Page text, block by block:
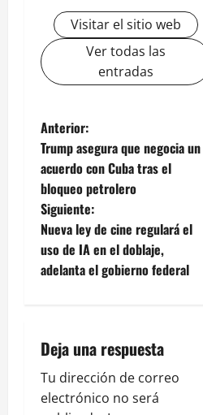
Visitar el sitio web
Ver todas las
entradas
N
a
v
e
g
c
i
ó
Anterior:
Trump asegura que negocia un
acuerdo con Cuba tras el
bloqueo petrolero
Siguiente:
Nueva ley de cine regulará el
uso de IA en el doblaje,
adelanta el gobierno federal
Deja una respuesta
Tu dirección de correo
electrónico no será